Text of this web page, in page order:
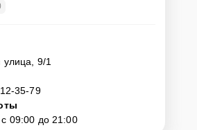
улица, 9/1
35-79
09:00 до 21:00